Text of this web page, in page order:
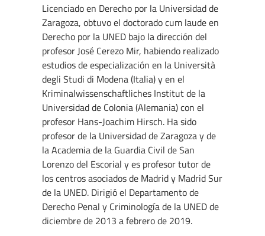
Licenciado en Derecho por la Universidad de
Zaragoza, obtuvo el doctorado cum laude en
Derecho por la UNED bajo la dirección del
profesor José Cerezo Mir, habiendo realizado
estudios de especialización en la Università
degli Studi di Modena (Italia) y en el
Kriminalwissenschaftliches Institut de la
Universidad de Colonia (Alemania) con el
profesor Hans-Joachim Hirsch. Ha sido
profesor de la Universidad de Zaragoza y de
la Academia de la Guardia Civil de San
Lorenzo del Escorial y es profesor tutor de
los centros asociados de Madrid y Madrid Sur
de la UNED. Dirigió el Departamento de
Derecho Penal y Criminología de la UNED de
diciembre de 2013 a febrero de 2019.